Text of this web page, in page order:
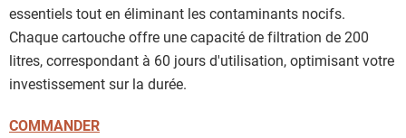
essentiels tout en éliminant les contaminants nocifs.
Chaque cartouche offre une capacité de filtration de 200
litres, correspondant à 60 jours d'utilisation, optimisant votre
investissement sur la durée.
COMMANDER